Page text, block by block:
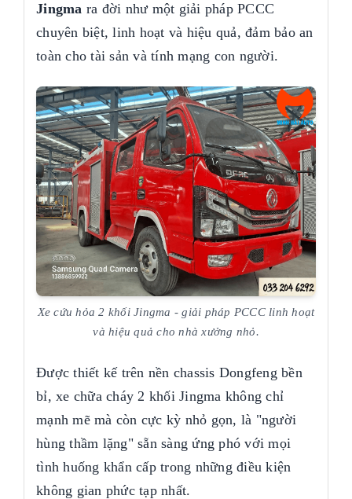
Jingma ra đời như một giải pháp PCCC
chuyên biệt, linh hoạt và hiệu quả, đảm bảo an
toàn cho tài sản và tính mạng con người.
Xe cứu hỏa 2 khối Jingma - giải pháp PCCC linh hoạt
và hiệu quả cho nhà xưởng nhỏ.
Được thiết kế trên nền chassis Dongfeng bền
bỉ, xe chữa cháy 2 khối Jingma không chỉ
mạnh mẽ mà còn cực kỳ nhỏ gọn, là "người
hùng thầm lặng" sẵn sàng ứng phó với mọi
tình huống khẩn cấp trong những điều kiện
không gian phức tạp nhất.